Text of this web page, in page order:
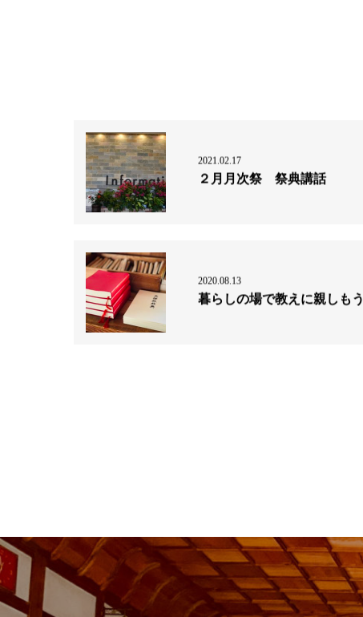
2021.02.17
２月月次祭 祭典講話
2020.08.13
暮らしの場で教えに親しもう